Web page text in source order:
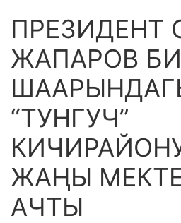
ПРЕЗИДЕНТ
ЖАПАРОВ
“ТУНГУЧ”
ЖАҢЫ
АЧТЫ